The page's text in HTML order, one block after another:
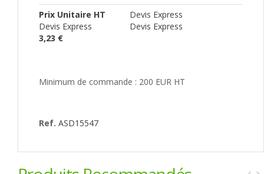
Prix Unitaire HT
Devis Express
Devis Express
Devis Express
3,23 €
Minimum de commande : 200 EUR HT
Ref. ASD15547